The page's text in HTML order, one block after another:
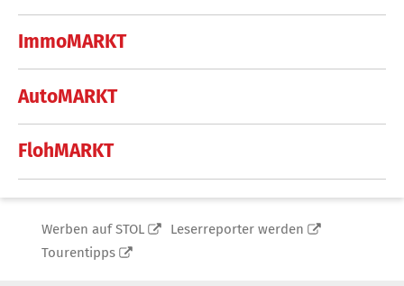
ImmoMARKT
AutoMARKT
FlohMARKT
Werben auf STOL
Leserreporter werden
Tourentipps